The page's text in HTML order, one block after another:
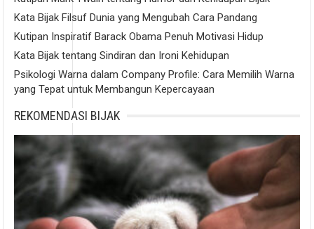
Kata Bijak Filsuf Dunia yang Mengubah Cara Pandang
Kutipan Inspiratif Barack Obama Penuh Motivasi Hidup
Kata Bijak tentang Sindiran dan Ironi Kehidupan
Psikologi Warna dalam Company Profile: Cara Memilih Warna
yang Tepat untuk Membangun Kepercayaan
REKOMENDASI BIJAK